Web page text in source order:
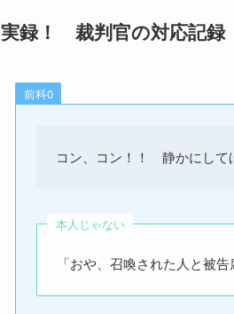
実録！ 裁判官の対応記録
前科0
コン、コン！！ 静かにして
本人じゃない
「おや、召喚された人と被